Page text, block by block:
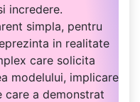
incredere.
simpla, pentru
in realitate
care solicita
modelului, implicare
care a demonstrat